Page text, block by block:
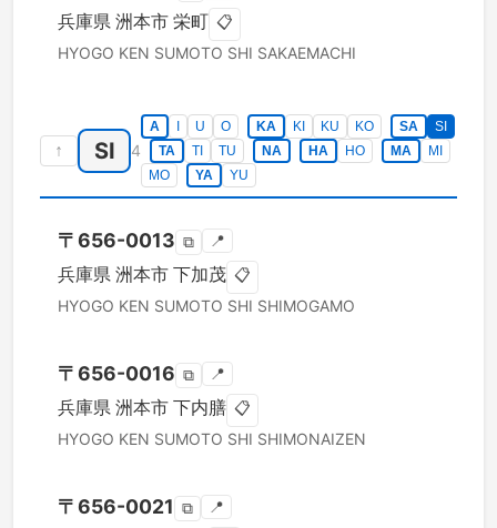
兵庫県 洲本市 栄町 📋
HYOGO KEN SUMOTO SHI SAKAEMACHI
↑ SI 4
A U O KA KI KU KO SA
SI
TA
TI TU NA HA HO MA
MI
MO
YA YU
〒656-0013 ⧉ 📍
兵庫県 洲本市 下加茂 📋
HYOGO KEN SUMOTO SHI SHIMOGAMO
〒656-0016 ⧉ 📍
兵庫県 洲本市 下内膳 📋
HYOGO KEN SUMOTO SHI SHIMONAIZEN
〒656-0021 ⧉ 📍